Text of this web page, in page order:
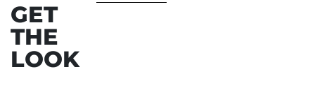
GET
THE
LOOK